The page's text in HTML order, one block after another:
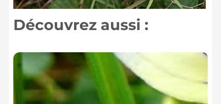
Découvrez aussi :